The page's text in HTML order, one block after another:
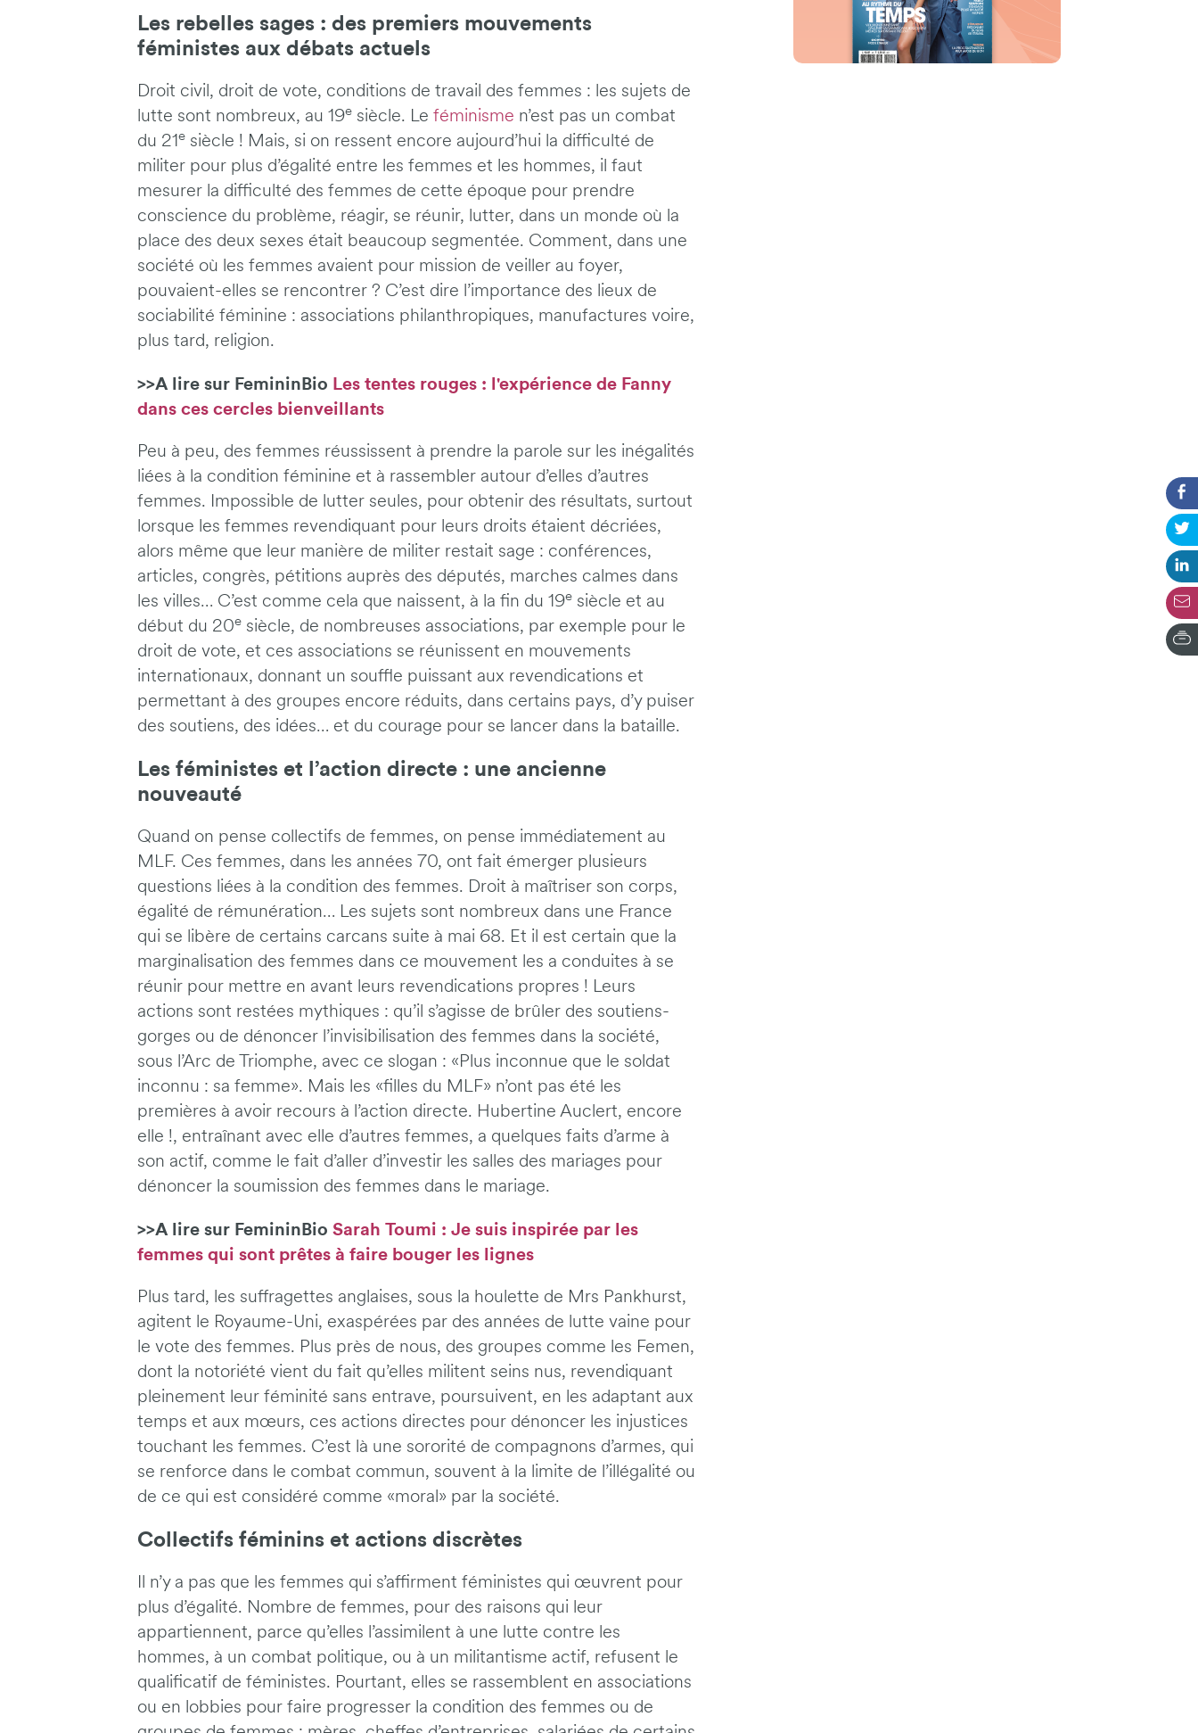
Les rebelles sages : des premiers mouvements
féministes aux débats actuels
Droit civil, droit de vote, conditions de travail des femmes : les sujets de
lutte sont nombreux, au 19e siècle. Le féminisme n’est pas un combat
du 21e siècle ! Mais, si on ressent encore aujourd’hui la difficulté de
militer pour plus d’égalité entre les femmes et les hommes, il faut
mesurer la difficulté des femmes de cette époque pour prendre
conscience du problème, réagir, se réunir, lutter, dans un monde où la
place des deux sexes était beaucoup segmentée. Comment, dans une
société où les femmes avaient pour mission de veiller au foyer,
pouvaient-elles se rencontrer ? C’est dire l’importance des lieux de
sociabilité féminine : associations philanthropiques, manufactures voire,
plus tard, religion.
>>A lire sur FemininBio Les tentes rouges : l'expérience de Fanny
dans ces cercles bienveillants
Peu à peu, des femmes réussissent à prendre la parole sur les inégalités
liées à la condition féminine et à rassembler autour d’elles d’autres
femmes. Impossible de lutter seules, pour obtenir des résultats, surtout
lorsque les femmes revendiquant pour leurs droits étaient décriées,
alors même que leur manière de militer restait sage : conférences,
articles, congrès, pétitions auprès des députés, marches calmes dans
les villes… C’est comme cela que naissent, à la fin du 19e siècle et au
début du 20e siècle, de nombreuses associations, par exemple pour le
droit de vote, et ces associations se réunissent en mouvements
internationaux, donnant un souffle puissant aux revendications et
permettant à des groupes encore réduits, dans certains pays, d’y puiser
des soutiens, des idées… et du courage pour se lancer dans la bataille.
Les féministes et l’action directe : une ancienne
nouveauté
Quand on pense collectifs de femmes, on pense immédiatement au
MLF. Ces femmes, dans les années 70, ont fait émerger plusieurs
questions liées à la condition des femmes. Droit à maîtriser son corps,
égalité de rémunération… Les sujets sont nombreux dans une France
qui se libère de certains carcans suite à mai 68. Et il est certain que la
marginalisation des femmes dans ce mouvement les a conduites à se
réunir pour mettre en avant leurs revendications propres ! Leurs
actions sont restées mythiques : qu’il s’agisse de brûler des soutiens-
gorges ou de dénoncer l’invisibilisation des femmes dans la société,
sous l’Arc de Triomphe, avec ce slogan : «Plus inconnue que le soldat
inconnu : sa femme». Mais les «filles du MLF» n’ont pas été les
premières à avoir recours à l’action directe. Hubertine Auclert, encore
elle !, entraînant avec elle d’autres femmes, a quelques faits d’arme à
son actif, comme le fait d’aller d’investir les salles des mariages pour
dénoncer la soumission des femmes dans le mariage.
>>A lire sur FemininBio Sarah Toumi : Je suis inspirée par les
femmes qui sont prêtes à faire bouger les lignes
Plus tard, les suffragettes anglaises, sous la houlette de Mrs Pankhurst,
agitent le Royaume-Uni, exaspérées par des années de lutte vaine pour
le vote des femmes. Plus près de nous, des groupes comme les Femen,
dont la notoriété vient du fait qu’elles militent seins nus, revendiquant
pleinement leur féminité sans entrave, poursuivent, en les adaptant aux
temps et aux mœurs, ces actions directes pour dénoncer les injustices
touchant les femmes. C’est là une sororité de compagnons d’armes, qui
se renforce dans le combat commun, souvent à la limite de l’illégalité ou
de ce qui est considéré comme «moral» par la société.
Collectifs féminins et actions discrètes
Il n’y a pas que les femmes qui s’affirment féministes qui œuvrent pour
plus d’égalité. Nombre de femmes, pour des raisons qui leur
appartiennent, parce qu’elles l’assimilent à une lutte contre les
hommes, à un combat politique, ou à un militantisme actif, refusent le
qualificatif de féministes. Pourtant, elles se rassemblent en associations
ou en lobbies pour faire progresser la condition des femmes ou de